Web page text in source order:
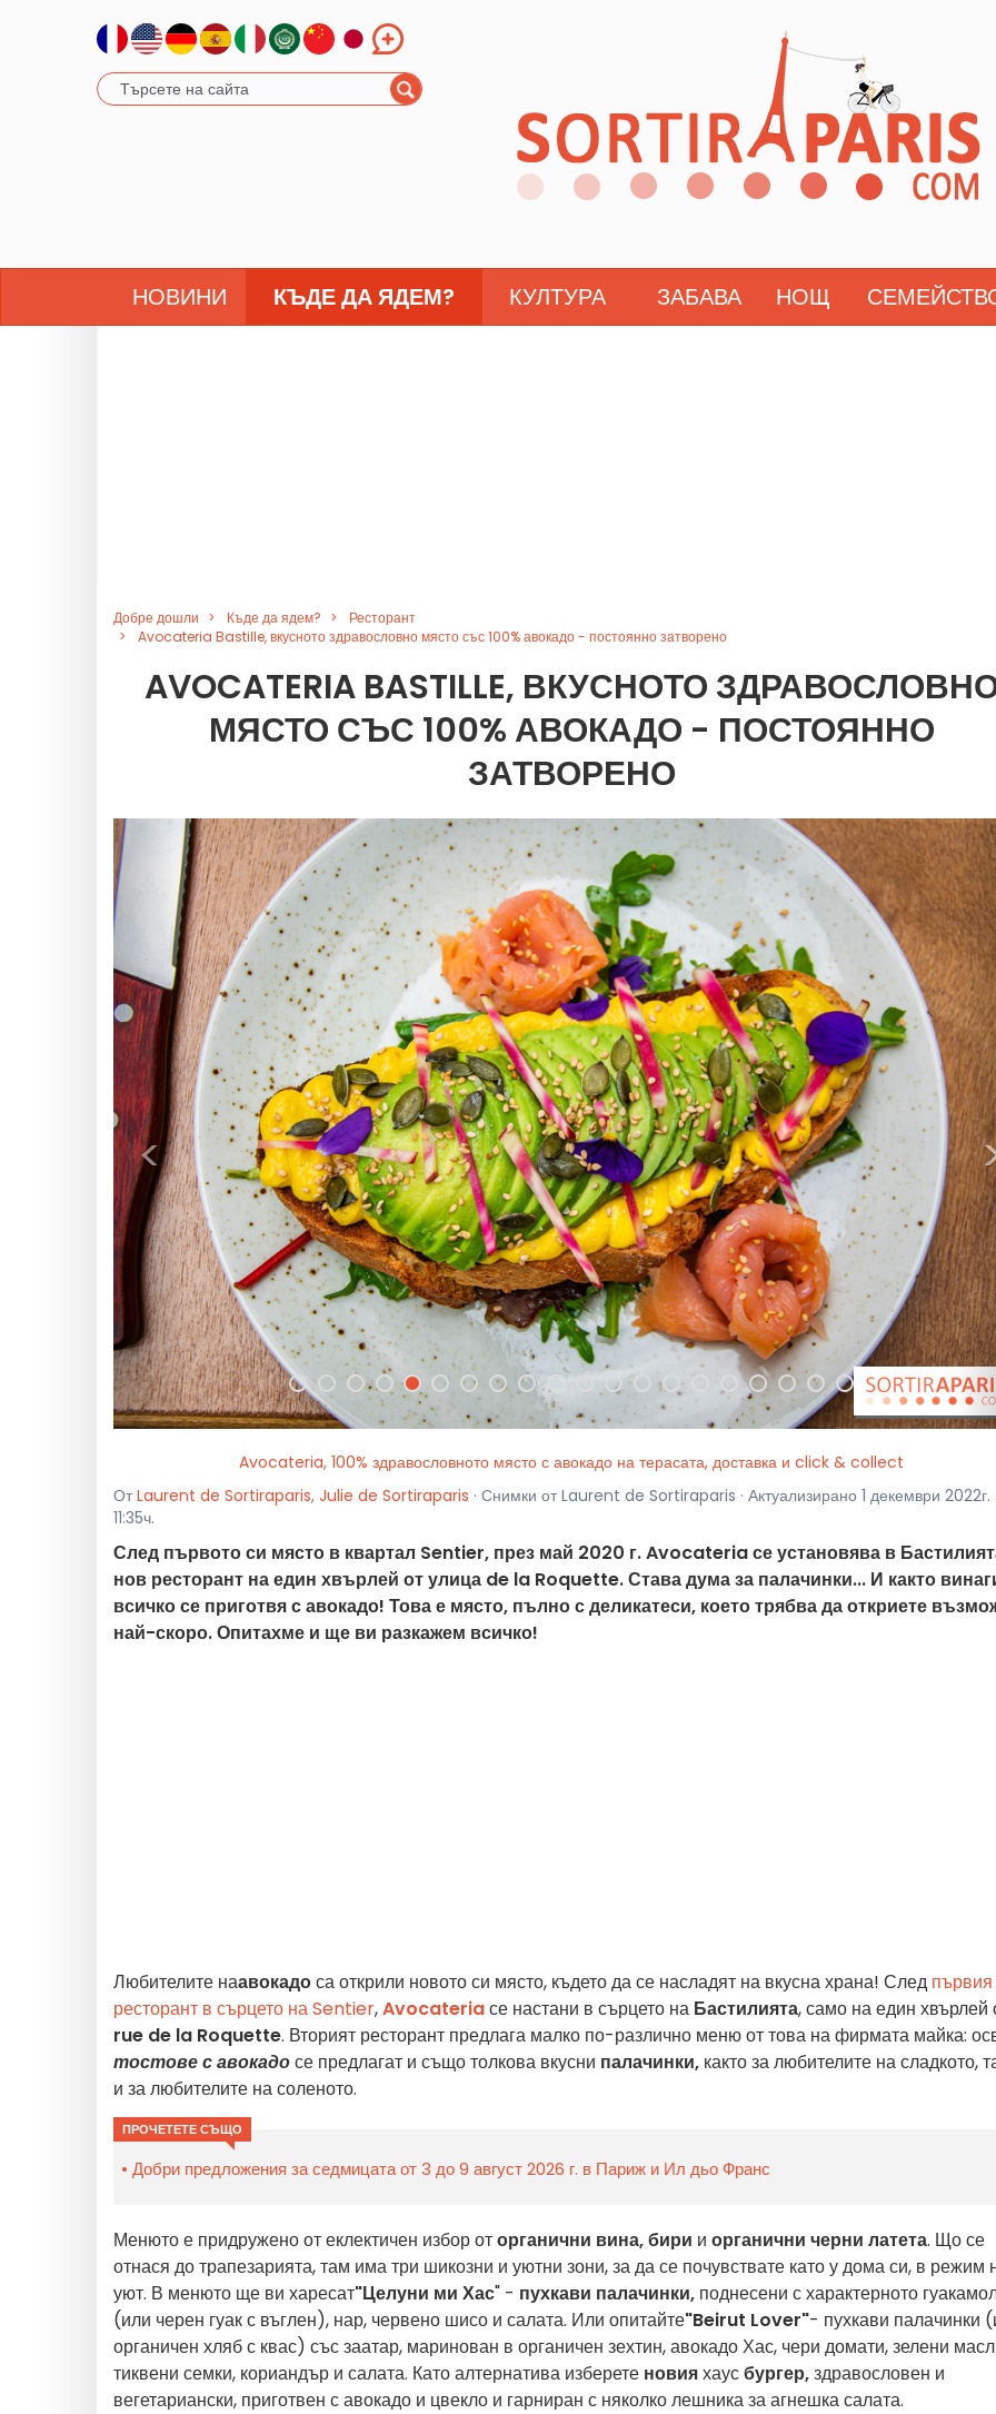
НОВИНИ КЪДЕ ДА ЯДЕМ? КУЛТУРА ЗАБАВА НОЩ
Добре дошли Къде да ядем?
Ресторант
Avocateria Bastille, вкусното здравословно място със 100% авокадо - постоянно затворено
AVOCATERIA BASTILLE, ВКУСНОТО
МЯСТО СЪС 100% АВОКАДО - ПОСТОЯННО
ЗАТВОРЕНО
<
Avocateria, 100% здравословното място с авокадо на терасата, доставка и click & collect
От Laurent de Sortiraparis, Julie de Sortiraparis · Снимки от Laurent de Sortiraparis · Актуализирано 1 декември 2022г.
11:35ч.
След първото си място в квартал Sentier, през май 2020 г. Avocateria се установява в
нов ресторант на един хвърлей от улица de la Roquette. Става дума за палачинки... И както
всичко се приготвя с авокадо! Това е място, пълно с деликатеси, което трябва да откриете
най-скоро. Опитахме и ще ви разкажем всичко!
Любителите наавокадоса открили новото си място, където да се насладят на вкусна храна! След
ресторант в сърцето на Sentier,Avocateriaсе настани в сърцето на Бастилията, само на един хвърлей
rue de la Roquette. Вторият ресторант предлага малко по-различно меню от това на фирмата майка:
тостове с авокадосе предлагат и също толкова вкусни палачинки, както за любителите на сладкото,
и за любителите на соленото.
ПРОЧЕТЕТЕ СЪЩО
Добри предложения за седмицата от 3 до 9 август 2026 г. в Париж и Ил дьо Франс
Менюто е придружено от еклектичен избор оторганични вина, бири и органични черни латета. Що се
отнася до трапезарията, там има три шикозни и уютни зони, за да се почувствате като у дома си, в режим
уют. В менюто ще ви харесат"Целуни ми Хас" - пухкави палачинки, поднесени с характерното
(или черен гуак с въглен), нар, червено шисо и салата. Или опитайте"Beirut Lover"- пухкави палачинки
органичен хляб с квас) със заатар, маринован в органичен зехтин, авокадо Хас, чери домати, зелени
тиквени семки, кориандър и салата. Като алтернатива изберете новияхаусбургер,здравословен и
вегетариански, приготвен с авокадо и цвекло и гарниран с няколко лешника за агнешка салата.